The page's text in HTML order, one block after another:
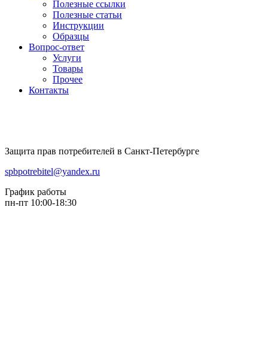
Полезные ссылки
Полезные статьи
Инструкции
Образцы
Вопрос-ответ
Услуги
Товары
Прочее
Контакты
Защита прав потребителей в Санкт-Петербурге
spbpotrebitel@yandex.ru
График работы
пн-пт 10:00-18:30